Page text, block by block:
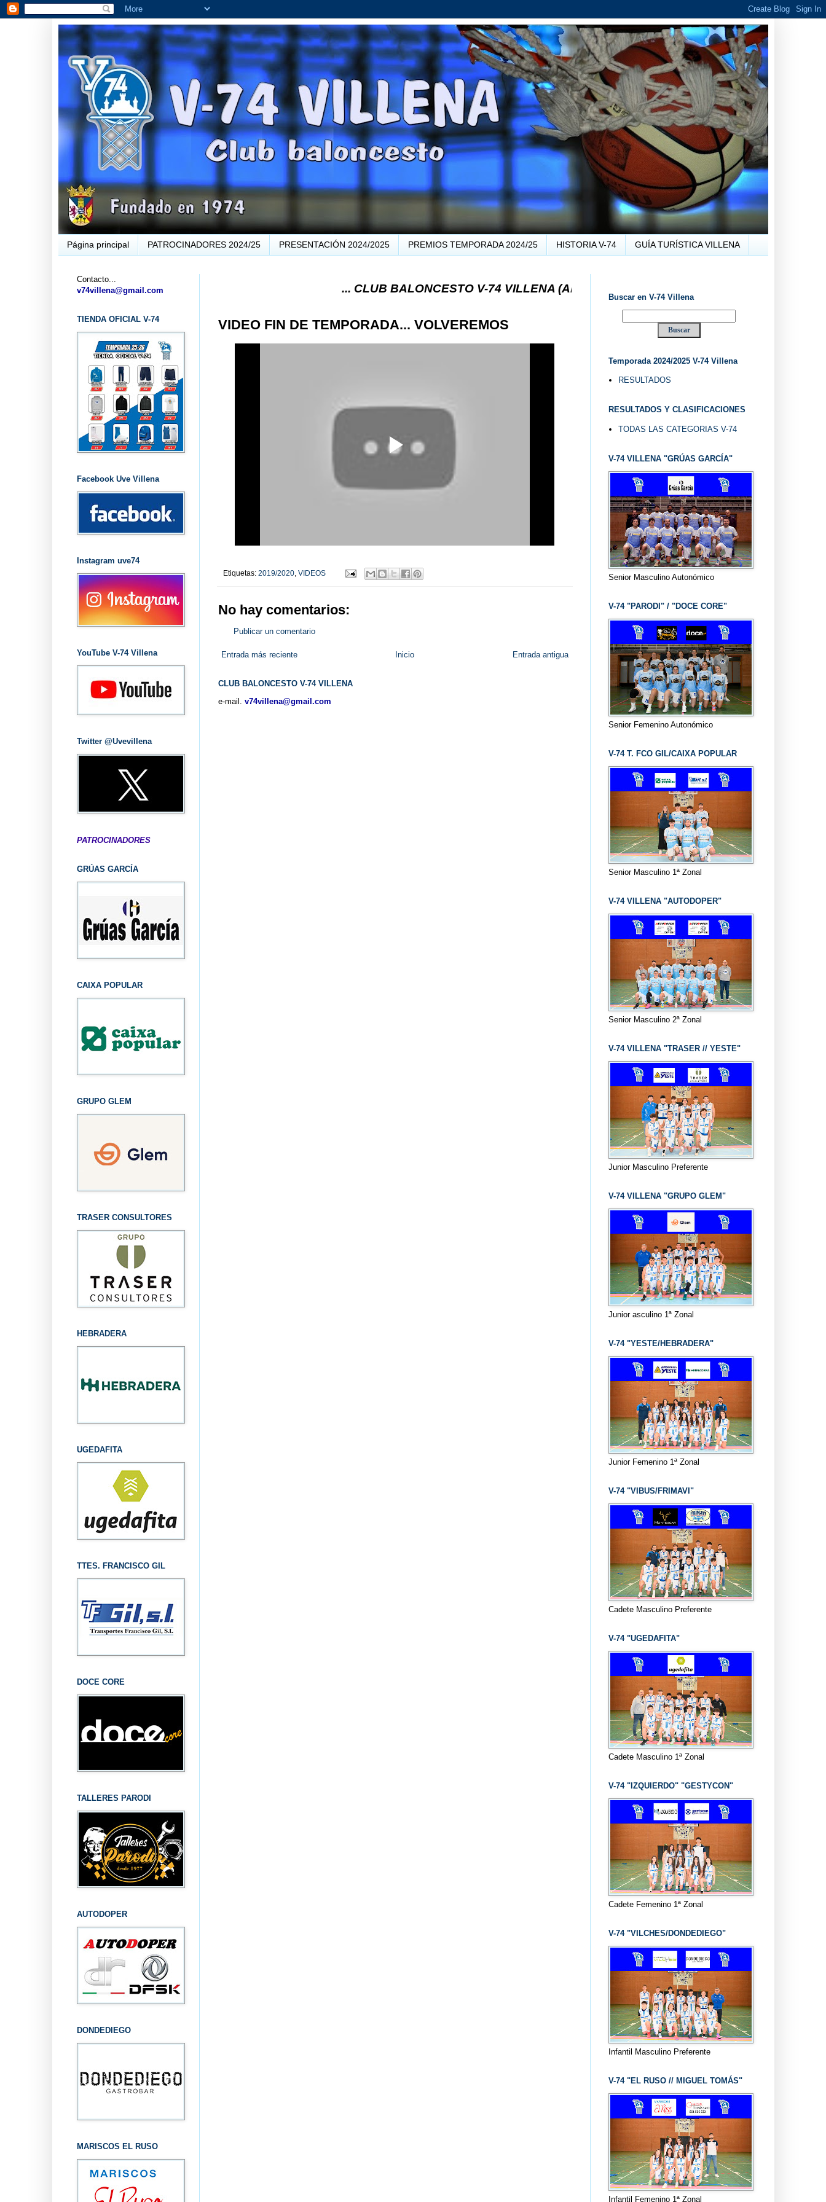
Página principal PATROCINADORES 2024/25 PRESENTACIÓN 2024/2025 PREMIOS TEMPORADA 2024/25 HISTORIA V-74 GUÍA TURÍSTICA VILLENA
... CLUB BALONCESTO V-74 VILLENA (ALICANTE) ... V-74 VILLENA DESDE 1.974 ... EL "UVE" ...
VIDEO FIN DE TEMPORADA... VOLVEREMOS
Etiquetas: 2019/2020, VIDEOS
No hay comentarios:
Publicar un comentario
Entrada más reciente Entrada antigua
Inicio
CLUB BALONCESTO V-74 VILLENA
e-mail. v74villena@gmail.com
Contacto...
v74villena@gmail.com
TIENDA OFICIAL V-74
Facebook Uve Villena
Instagram uve74
YouTube V-74 Villena
Twitter @Uvevillena
PATROCINADORES
GRÚAS GARCÍA
CAIXA POPULAR
GRUPO GLEM
TRASER CONSULTORES
HEBRADERA
UGEDAFITA
TTES. FRANCISCO GIL
DOCE CORE
TALLERES PARODI
AUTODOPER
DONDEDIEGO
MARISCOS EL RUSO
Buscar en V-74 Villena
Temporada 2024/2025 V-74 Villena
RESULTADOS
RESULTADOS Y CLASIFICACIONES
TODAS LAS CATEGORIAS V-74
V-74 VILLENA "GRÚAS GARCÍA"
Senior Masculino Autonómico
V-74 "PARODI" / "DOCE CORE"
Senior Femenino Autonómico
V-74 T. FCO GIL/CAIXA POPULAR
Senior Masculino 1ª Zonal
V-74 VILLENA "AUTODOPER"
Senior Masculino 2ª Zonal
V-74 VILLENA "TRASER // YESTE"
Junior Masculino Preferente
V-74 VILLENA "GRUPO GLEM"
Junior asculino 1ª Zonal
V-74 "YESTE/HEBRADERA"
Junior Femenino 1ª Zonal
V-74 "VIBUS/FRIMAVI"
Cadete Masculino Preferente
V-74 "UGEDAFITA"
Cadete Masculino 1ª Zonal
V-74 "IZQUIERDO" "GESTYCON"
Cadete Femenino 1ª Zonal
V-74 "VILCHES/DONDEDIEGO"
Infantil Masculino Preferente
V-74 "EL RUSO // MIGUEL TOMÁS"
Infantil Femenino 1ª Zonal